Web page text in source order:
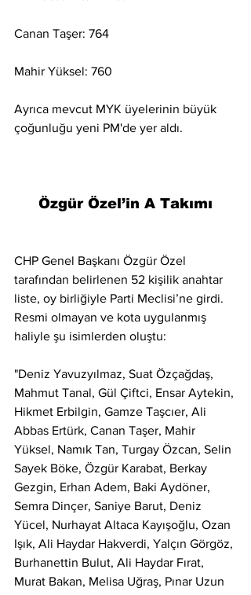
Canan Taşer: 764
Mahir Yüksel: 760
Ayrıca mevcut MYK üyelerinin büyük
çoğunluğu yeni PM'de yer aldı.
Özgür Özel’in A Takımı
CHP Genel Başkanı Özgür Özel
tarafından belirlenen 52 kişilik anahtar
liste, oy birliğiyle Parti Meclisi’ne girdi.
Resmi olmayan ve kota uygulanmış
haliyle şu isimlerden oluştu:
"Deniz Yavuzyılmaz, Suat Özçağdaş,
Mahmut Tanal, Gül Çiftci, Ensar Aytekin,
Hikmet Erbilgin, Gamze Taşcıer, Ali
Abbas Ertürk, Canan Taşer, Mahir
Yüksel, Namık Tan, Turgay Özcan, Selin
Sayek Böke, Özgür Karabat, Berkay
Gezgin, Erhan Adem, Baki Aydöner,
Semra Dinçer, Saniye Barut, Deniz
Yücel, Nurhayat Altaca Kayışoğlu, Ozan
Işık, Ali Haydar Hakverdi, Yalçın Görgöz,
Burhanettin Bulut, Ali Haydar Fırat,
Murat Bakan, Melisa Uğraş, Pınar Uzun